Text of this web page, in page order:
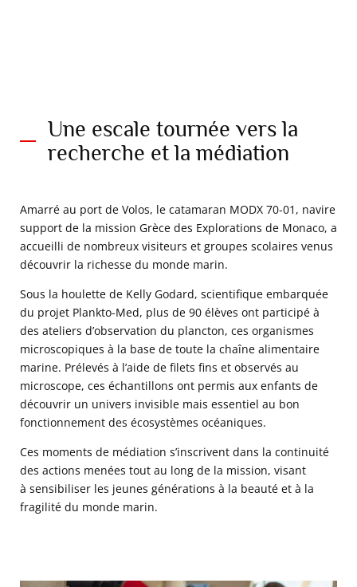
Une escale tournée vers la
recherche et la médiation
Amarré au port de Volos, le catamaran MODX 70-01, navire
support de la mission Grèce des Explorations de Monaco, a
accueilli de nombreux visiteurs et groupes scolaires venus
découvrir la richesse du monde marin.
Sous la houlette de Kelly Godard, scientifique embarquée
du projet Plankto-Med, plus de 90 élèves ont participé à
des ateliers d’observation du plancton, ces organismes
microscopiques à la base de toute la chaîne alimentaire
marine. Prélevés à l’aide de filets fins et observés au
microscope, ces échantillons ont permis aux enfants de
découvrir un univers invisible mais essentiel au bon
fonctionnement des écosystèmes océaniques.
Ces moments de médiation s’inscrivent dans la continuité
des actions menées tout au long de la mission, visant
à sensibiliser les jeunes générations à la beauté et à la
fragilité du monde marin.